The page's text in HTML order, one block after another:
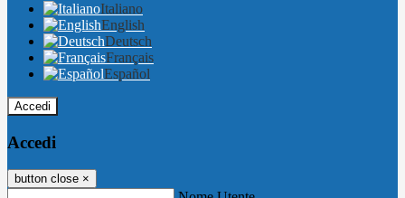
Italiano
English
Deutsch
Français
Español
Accedi
Accedi
button close ×